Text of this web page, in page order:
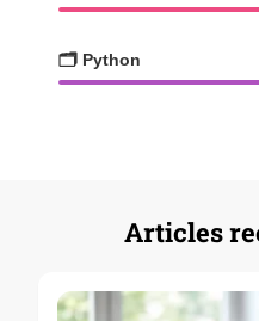
🗂️ Python
Articles